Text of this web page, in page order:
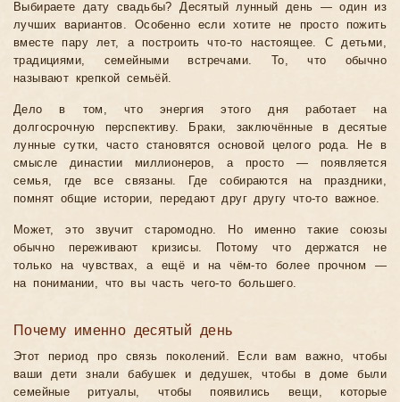
Выбираете дату свадьбы? Десятый лунный день — один из
лучших вариантов. Особенно если хотите не просто пожить
вместе пару лет, а построить что-то настоящее. С детьми,
традициями, семейными встречами. То, что обычно
называют крепкой семьёй.
Дело в том, что энергия этого дня работает на
долгосрочную перспективу. Браки, заключённые в десятые
лунные сутки, часто становятся основой целого рода. Не в
смысле династии миллионеров, а просто — появляется
семья, где все связаны. Где собираются на праздники,
помнят общие истории, передают друг другу что-то важное.
Может, это звучит старомодно. Но именно такие союзы
обычно переживают кризисы. Потому что держатся не
только на чувствах, а ещё и на чём-то более прочном —
на понимании, что вы часть чего-то большего.
Почему именно десятый день
Этот период про связь поколений. Если вам важно, чтобы
ваши дети знали бабушек и дедушек, чтобы в доме были
семейные ритуалы, чтобы появились вещи, которые